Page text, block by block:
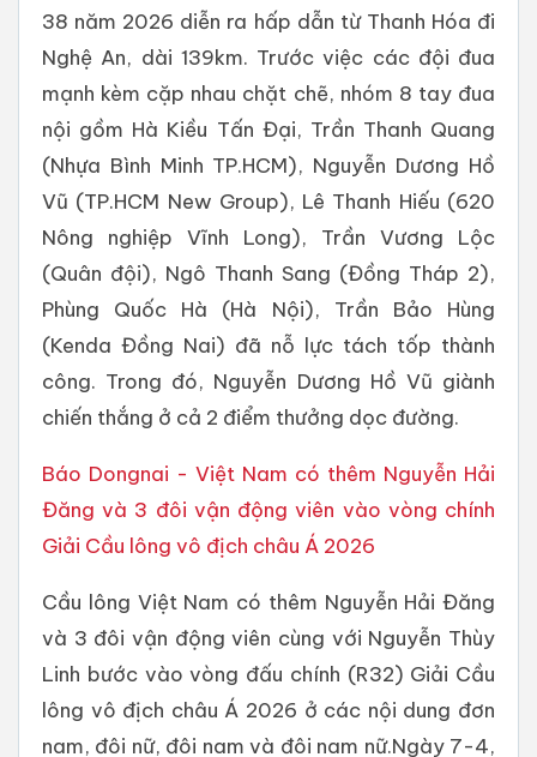
38 năm 2026 diễn ra hấp dẫn từ Thanh Hóa đi
Nghệ An, dài 139km. Trước việc các đội đua
mạnh kèm cặp nhau chặt chẽ, nhóm 8 tay đua
nội gồm Hà Kiều Tấn Đại, Trần Thanh Quang
(Nhựa Bình Minh TP.HCM), Nguyễn Dương Hồ
Vũ (TP.HCM New Group), Lê Thanh Hiếu (620
Nông nghiệp Vĩnh Long), Trần Vương Lộc
(Quân đội), Ngô Thanh Sang (Đồng Tháp 2),
Phùng Quốc Hà (Hà Nội), Trần Bảo Hùng
(Kenda Đồng Nai) đã nỗ lực tách tốp thành
công. Trong đó, Nguyễn Dương Hồ Vũ giành
chiến thắng ở cả 2 điểm thưởng dọc đường.
Báo Dongnai - Việt Nam có thêm Nguyễn Hải
Đăng và 3 đôi vận động viên vào vòng chính
Giải Cầu lông vô địch châu Á 2026
Cầu lông Việt Nam có thêm Nguyễn Hải Đăng
và 3 đôi vận động viên cùng với Nguyễn Thùy
Linh bước vào vòng đấu chính (R32) Giải Cầu
lông vô địch châu Á 2026 ở các nội dung đơn
nam, đôi nữ, đôi nam và đôi nam nữ.Ngày 7-4,